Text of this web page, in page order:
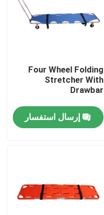
Four Wheel Folding
Stretcher With
Drawbar
إرسال استفسار